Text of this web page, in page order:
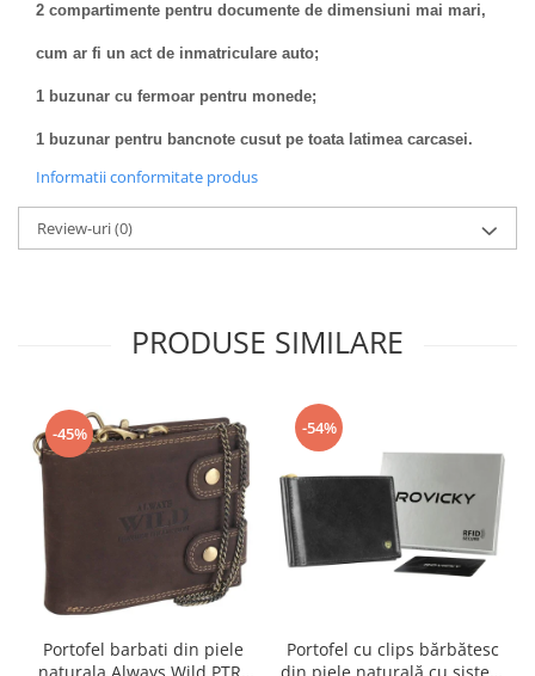
2 compartimente pentru documente de dimensiuni mai mari,
cum ar fi un act de inmatriculare auto;
1 buzunar cu fermoar pentru monede;
1 buzunar pentru bancnote cusut pe toata latimea carcasei.
Informatii conformitate produs
Review-uri(0)
PRODUSE SIMILARE
-45%
Portofel barbati din piele
-54%
Portofel cu clips bărbătesc